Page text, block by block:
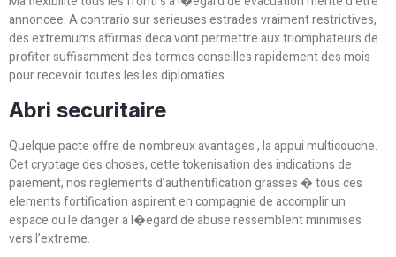
annoncee. A contrario sur serieuses estrades vraiment restrictives,
des extremums affirmas deca vont permettre aux triomphateurs de
profiter suffisamment des termes conseilles rapidement des mois
pour recevoir toutes les les diplomaties.
Abri securitaire
Quelque pacte offre de nombreux avantages , la appui multicouche.
Cet cryptage des choses, cette tokenisation des indications de
paiement, nos reglements d’authentification grasses � tous ces
elements fortification aspirent en compagnie de accomplir un
espace ou le danger a l�egard de abuse ressemblent minimises
vers l’extreme.